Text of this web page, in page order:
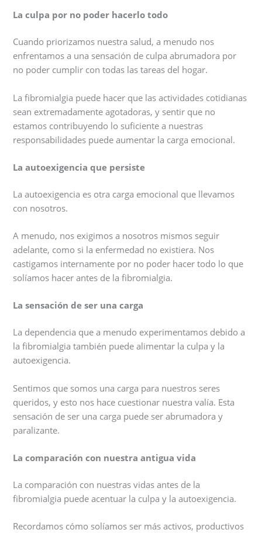
La culpa por no poder hacerlo todo
Cuando priorizamos nuestra salud, a menudo nos
enfrentamos a una sensación de culpa abrumadora por
no poder cumplir con todas las tareas del hogar.
La fibromialgia puede hacer que las actividades cotidianas
sean extremadamente agotadoras, y sentir que no
estamos contribuyendo lo suficiente a nuestras
responsabilidades puede aumentar la carga emocional.
La autoexigencia que persiste
La autoexigencia es otra carga emocional que llevamos
con nosotros.
A menudo, nos exigimos a nosotros mismos seguir
adelante, como si la enfermedad no existiera. Nos
castigamos internamente por no poder hacer todo lo que
solíamos hacer antes de la fibromialgia.
La sensación de ser una carga
La dependencia que a menudo experimentamos debido a
la fibromialgia también puede alimentar la culpa y la
autoexigencia.
Sentimos que somos una carga para nuestros seres
queridos, y esto nos hace cuestionar nuestra valía. Esta
sensación de ser una carga puede ser abrumadora y
paralizante.
La comparación con nuestra antigua vida
La comparación con nuestras vidas antes de la
fibromialgia puede acentuar la culpa y la autoexigencia.
Recordamos cómo solíamos ser más activos, productivos